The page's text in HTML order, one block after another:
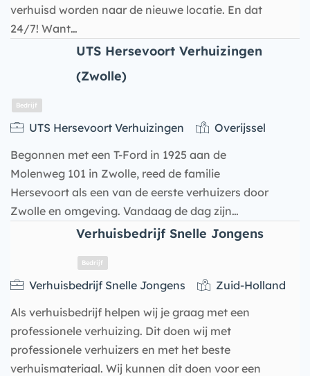
verhuisd worden naar de nieuwe locatie. En dat
24/7! Want…
UTS Hersevoort Verhuizingen
(Zwolle)
Bedrijf
UTS Hersevoort Verhuizingen
Overijssel
Begonnen met een T-Ford in 1925 aan de
Molenweg 101 in Zwolle, reed de familie
Hersevoort als een van de eerste verhuizers door
Zwolle en omgeving. Vandaag de dag zijn…
Verhuisbedrijf Snelle Jongens
Verhuisbedrijf Snelle Jongens
Zuid-Holland
Als verhuisbedrijf helpen wij je graag met een
professionele verhuizing. Dit doen wij met
professionele verhuizers en met het beste
verhuismateriaal. Wij kunnen dit doen voor een